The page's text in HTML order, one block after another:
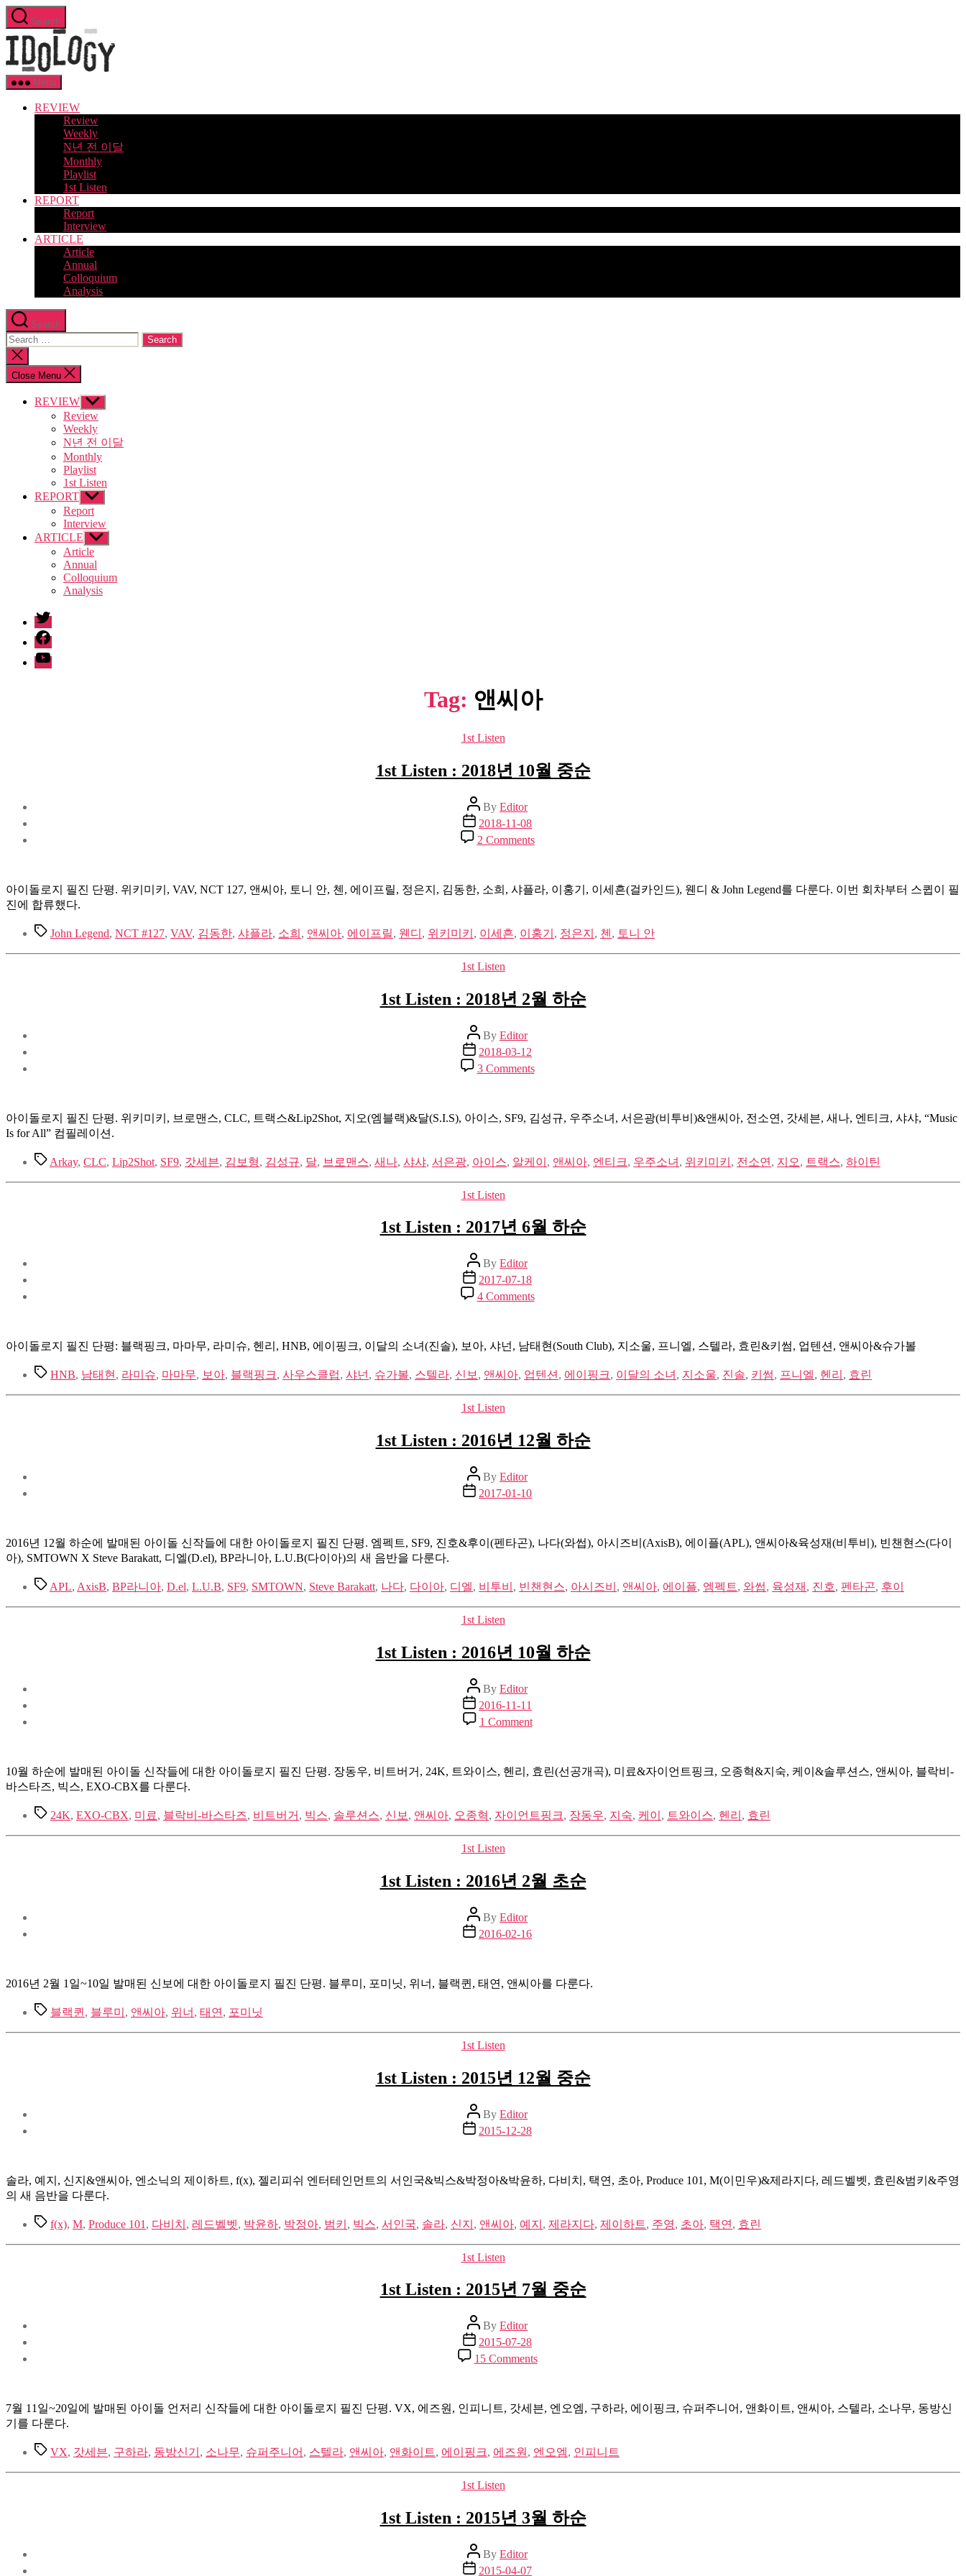
Skip
to
the
content
Search
Menu
REVIEW
Review
Weekly
N년 전 이달
Monthly
Playlist
1st Listen
REPORT
Report
Interview
ARTICLE
Article
Annual
Colloquium
Analysis
Search
Search
for:
Close
search
Close Menu
REVIEW Show
sub
menu
Review
Weekly
N년 전 이달
Monthly
Playlist
1st Listen
REPORT Show
sub
menu
Report
Interview
ARTICLE Show
sub
menu
Article
Annual
Colloquium
Analysis
twitter
facebook
Youtube
Tag: 앤씨아
Categories
1st Listen
1st Listen : 2018년 10월 중순
Post
author
By Editor
Post
date
2018-11-08
2 Commentson
1st
2018
월
아이돌로지 필진 단평. 위키미키, VAV, NCT 127, 앤씨아, 토니 안, 첸, 에이프릴, 정은지, 김동한, 소희, 샤플라, 이홍기, 이세흔(걸카인드), 웬디 & John Legend를 다룬다. 이번 회차부터 스큅이 필
진에 합류했다.
TagsJohn Legend, NCT #127, VAV, 김동한, 샤플라, 소희 , 앤씨아, 에이프릴, 웬디 , 위키미키 , 이세흔, 이홍기 , 정은지 , 첸 , 토니 안
Categories
1st Listen
1st Listen : 2018년 2월 하순
Post
author
By Editor
Post
date
2018-03-12
3 Commentson
1st
2018
월
아이돌로지 필진 단평. 위키미키, 브로맨스, CLC, 트랙스&Lip2Shot, 지오(엠블랙)&달(S.I.S), 아이스, SF9, 김성규, 우주소녀, 서은광(비투비)&앤씨아, 전소연, 갓세븐, 새나, 엔티크, 샤샤, “Music
Is for All” 컴필레이션.
TagsArkay, CLC, Lip2Shot, SF9, 갓세븐, 김보형, 김성규, 달, 브로맨스, 새나, 샤샤, 서은광, 아이스, 알케이 , 앤씨아, 엔티크, 우주소녀 , 위키미키 , 전소연 , 지오, 트랙스, 하이틴
Categories
1st Listen
1st Listen : 2017년 6월 하순
Post
author
By Editor
Post
date
2017-07-18
4 Commentson
1st
2017
6
아이돌로지 필진 단평: 블랙핑크, 마마무, 라미슈, 헨리, HNB, 에이핑크, 이달의 소녀(진솔), 보아, 샤넌, 남태현(South Club), 지소울, 프니엘, 스텔라, 효린&키썸, 업텐션, 앤씨아&슈가볼
TagsHNB, 남태현 , 라미슈, 마마무, 보아, 블랙핑크, 사우스클럽, 샤넌 , 슈가볼, 스텔라, 신보 , 앤씨아, 업텐션 , 에이핑크, 이달의 소녀 , 지소울, 진솔, 키썸, 프니엘, 헨리 , 효린
Categories
1st Listen
1st Listen : 2016년 12월 하순
Post
author
By Editor
Post
date
2017-01-10
2016년 12월 하순에 발매된 아이돌 신작들에 대한 아이돌로지 필진 단평. 엠펙트, SF9, 진호&후이(펜타곤), 나다(와썹), 아시즈비(AxisB), 에이플(APL), 앤씨아&육성재(비투비), 빈챈현스(다이
아), SMTOWN X Steve Barakatt, 디엘(D.el), BP라니아, L.U.B(다이아)의 새 음반을 다룬다.
TagsAPL, AxisB, BP라니아, D.el, L.U.B, SF9, SMTOWN, Steve Barakatt, 나다, 다이아, 디엘, 비투비 , 빈챈현스, 아시즈비 , 앤씨아, 에이플, 엠펙트, 와썹, 육성재 , 진호, 펜타곤, 후이
Categories
1st Listen
1st Listen : 2016년 10월 하순
Post
author
By Editor
Post
date
2016-11-11
1 Commenton
1st
2016
월
10월 하순에 발매된 아이돌 신작들에 대한 아이돌로지 필진 단평. 장동우, 비트버거, 24K, 트와이스, 헨리, 효린(선공개곡), 미료&자이언트핑크, 오종혁&지숙, 케이&솔루션스, 앤씨아, 블락비-
바스타즈, 빅스, EXO-CBX를 다룬다.
Tags24K, EXO-CBX, 미료, 블락비-바스타즈, 비트버거 , 빅스, 솔루션스, 신보 , 앤씨아, 오종혁, 자이언트핑크, 장동우, 지숙, 케이 , 트와이스, 헨리 , 효린
Categories
1st Listen
1st Listen : 2016년 2월 초순
Post
author
By Editor
Post
date
2016-02-16
2016년 2월 1일~10일 발매된 신보에 대한 아이돌로지 필진 단평. 블루미, 포미닛, 위너, 블랙퀸, 태연, 앤씨아를 다룬다.
Tags블랙퀸 , 블루미 , 앤씨아, 위너 , 태연 , 포미닛
Categories
1st Listen
1st Listen : 2015년 12월 중순
Post
author
By Editor
Post
date
2015-12-28
솔라, 예지, 신지&앤씨아, 엔소닉의 제이하트, f(x), 젤리피쉬 엔터테인먼트의 서인국&빅스&박정아&박윤하, 다비치, 택연, 초아, Produce 101, M(이민우)&제라지다, 레드벨벳, 효린&범키&주영
의 새 음반을 다룬다.
Tagsf(x), M, Produce 101 , 다비치 , 레드벨벳, 박윤하, 박정아, 범키 , 빅스, 서인국, 솔라, 신지 , 앤씨아, 예지 , 제라지다, 제이하트, 주영, 초아, 택연 , 효린
Categories
1st Listen
1st Listen : 2015년 7월 중순
Post
author
By Editor
Post
date
2015-07-28
15 Commentson
1st
2015
월
7월 11일~20일에 발매된 아이돌 언저리 신작들에 대한 아이돌로지 필진 단평. VX, 에즈원, 인피니트, 갓세븐, 엔오엠, 구하라, 에이핑크, 슈퍼주니어, 앤화이트, 앤씨아, 스텔라, 소나무, 동방신
기를 다룬다.
TagsVX, 갓세븐, 구하라, 동방신기 , 소나무, 슈퍼주니어 , 스텔라, 앤씨아, 앤화이트, 에이핑크, 에즈원 , 엔오엠, 인피니트
Categories
1st Listen
1st Listen : 2015년 3월 하순
Post
author
By Editor
Post2015-04-07